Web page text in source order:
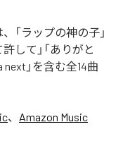
「ラップの神の子」
許して」「ありがと
next」を含む全14曲
、 Amazon Music